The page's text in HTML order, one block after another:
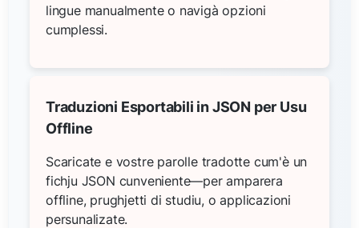
lingue manualmente o navigà opzioni
cumplessi.
Traduzioni Esportabili in JSON per Usu
Offline
Scaricate e vostre parolle tradotte cum'è un
fichju JSON cunveniente—per amparera
offline, prughjetti di studiu, o applicazioni
persunalizate.